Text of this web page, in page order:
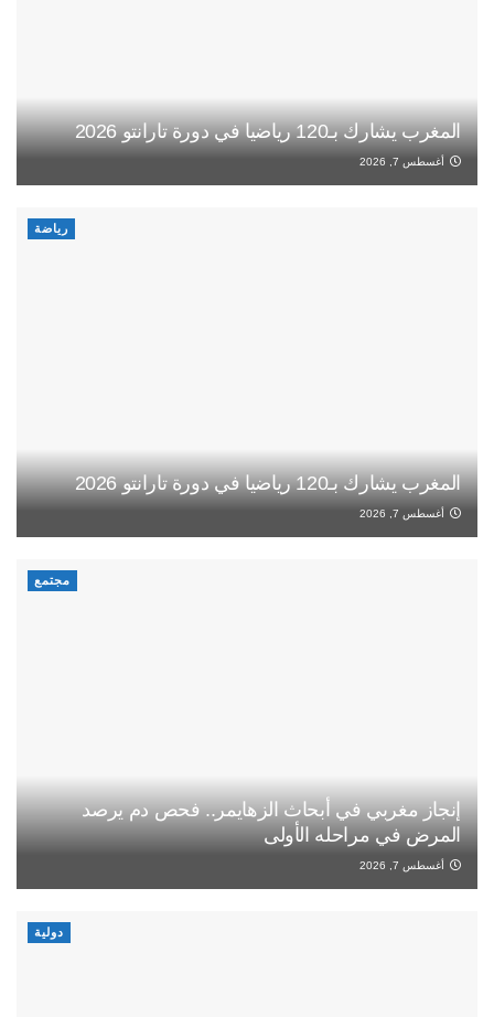
المغرب يشارك بـ120 رياضيا في دورة تارانتو 2026
أغسطس 7, 2026
رياضة
المغرب يشارك بـ120 رياضيا في دورة تارانتو 2026
أغسطس 7, 2026
مجتمع
إنجاز مغربي في أبحاث الزهايمر.. فحص دم يرصد
المرض في مراحله الأولى
أغسطس 7, 2026
دولية